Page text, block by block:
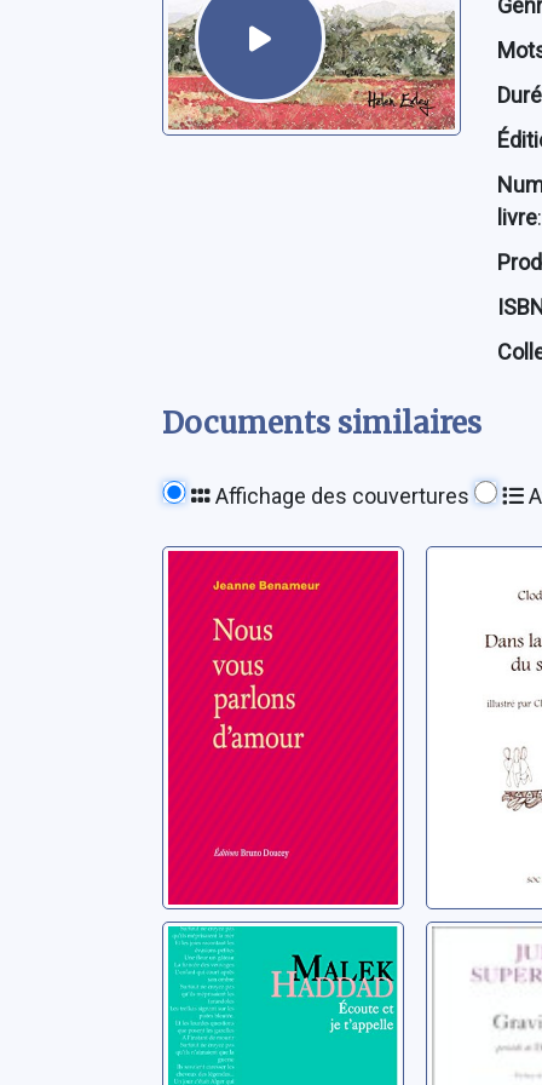
livre:
Documents similaires
Affichage des couvertures
Nous vous
parlons d'amour
Benameur, Jeanne
du soleil
Clod'Aria
Ecoute et je
t'appelle
Haddad, Malek